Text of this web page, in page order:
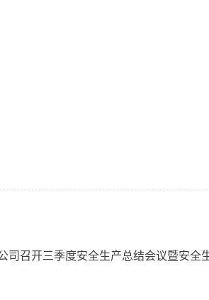
司召开三季度安全生产总结会议暨安全